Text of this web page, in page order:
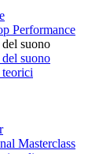
Performance
suono
suono
Masterclass